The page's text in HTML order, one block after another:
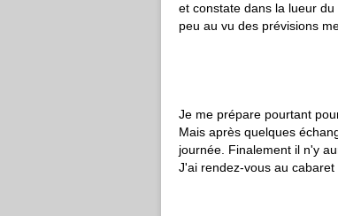
et constate dans la lueur
peu au vu des prévisions
Je me prépare pourtant
Mais après quelques
journée. Finalement il n'y
J'ai rendez-vous au